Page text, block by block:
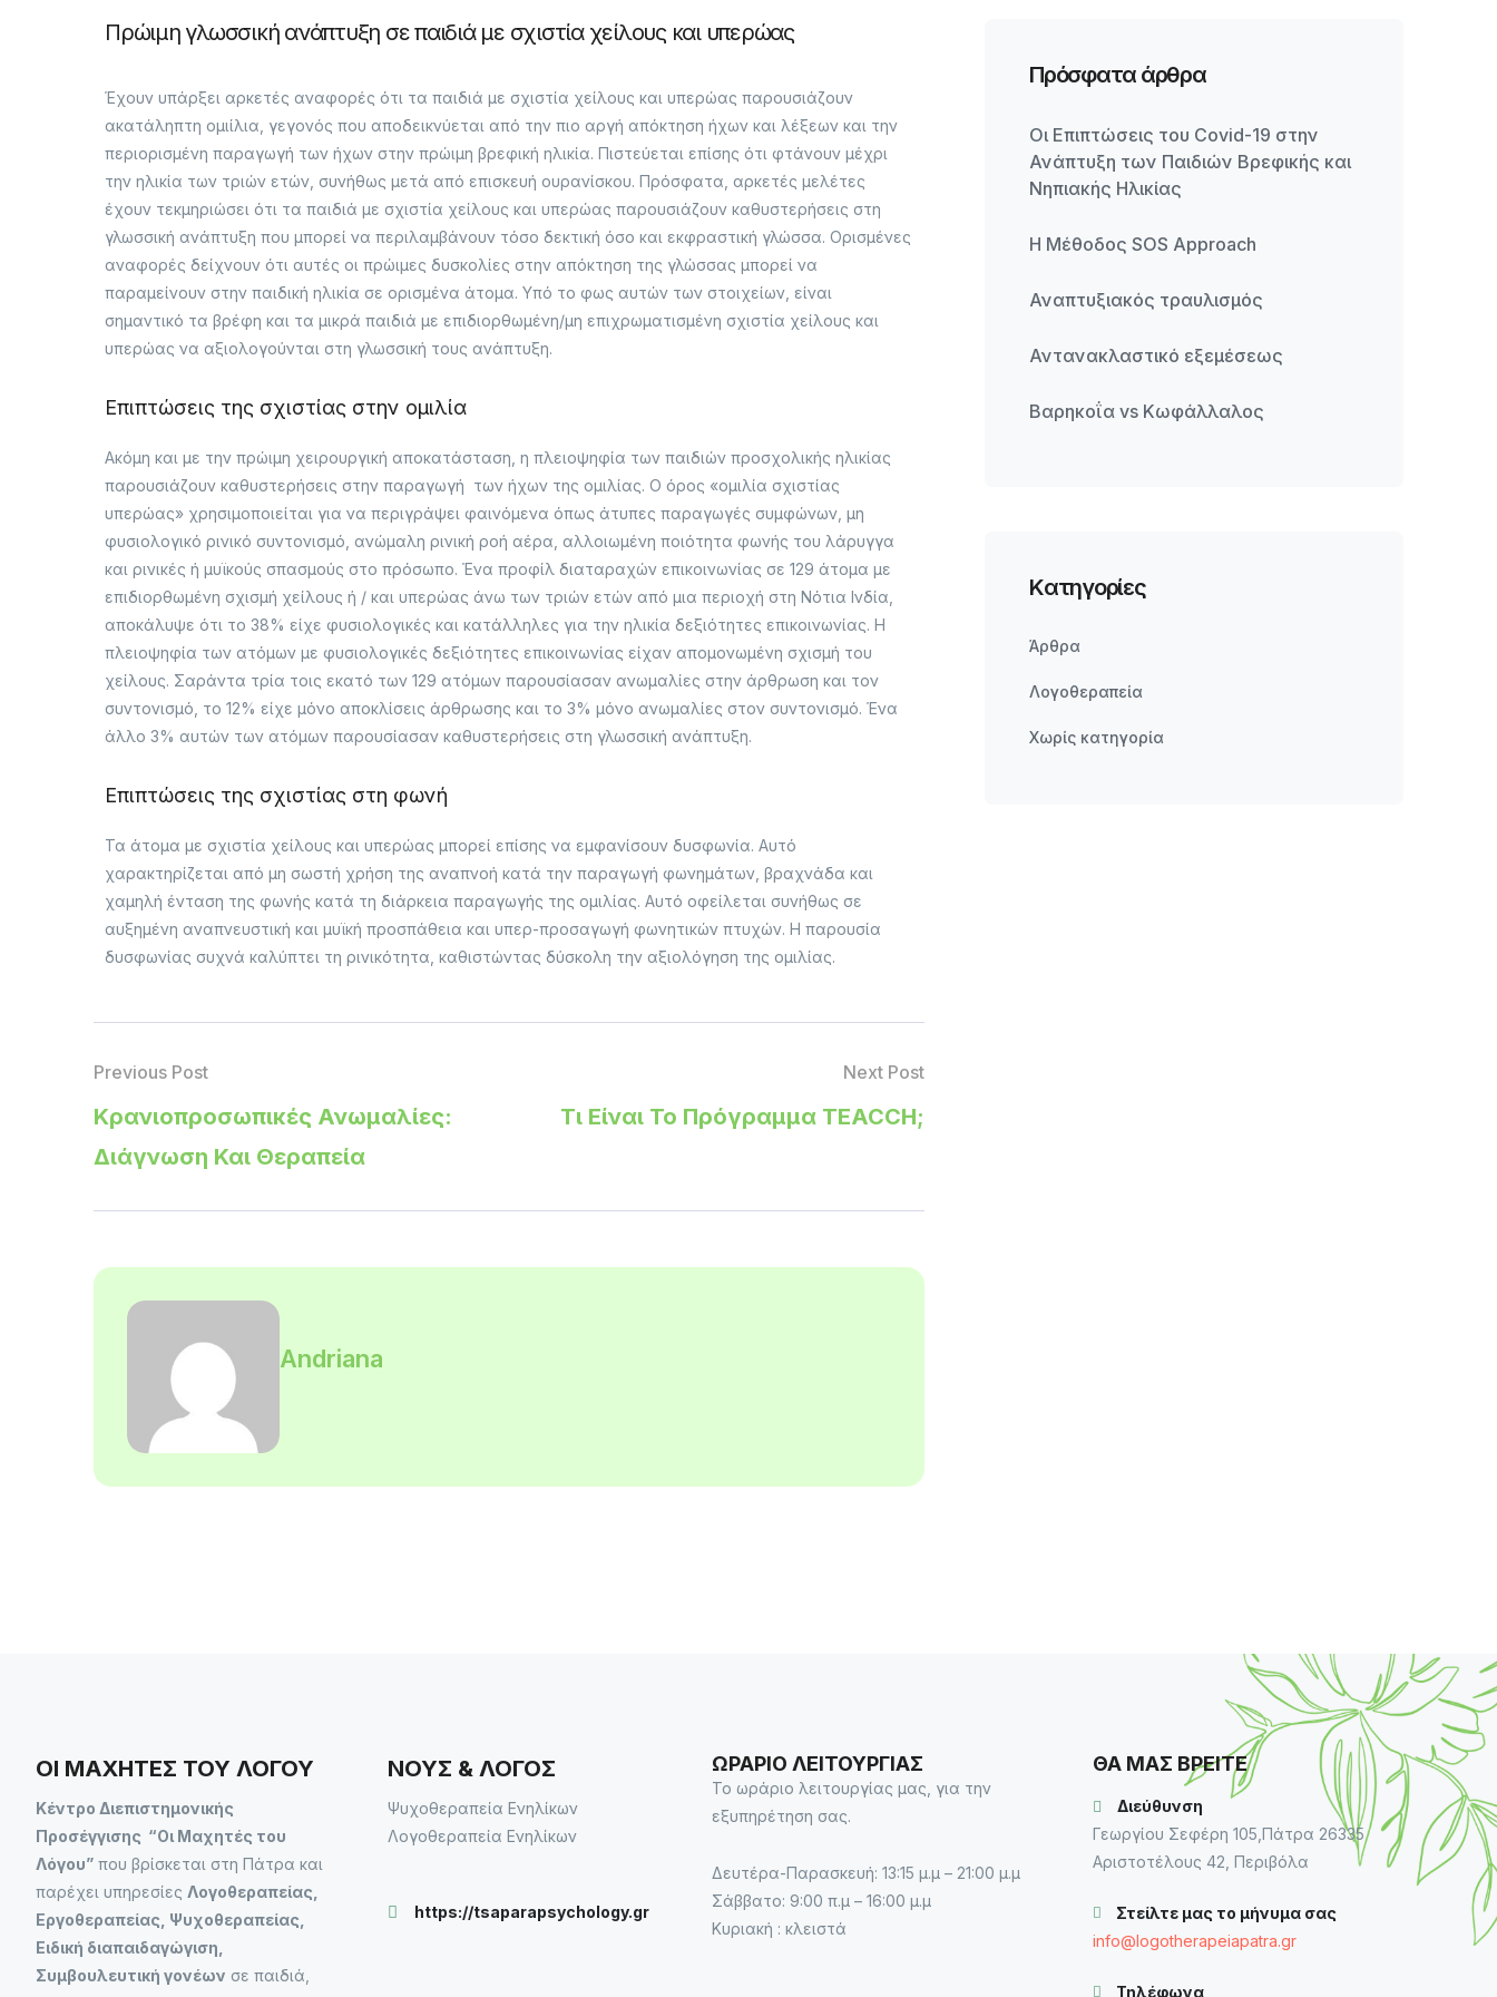
Πρώιμη γλωσσική ανάπτυξη σε παιδιά με σχιστία χείλους και υπερώας
Έχουν υπάρξει αρκετές αναφορές ότι τα παιδιά με σχιστία χείλους και υπερώας παρουσιάζουν
ακατάληπτη ομιίλια, γεγονός που αποδεικνύεται από την πιο αργή απόκτηση ήχων και λέξεων και την
περιορισμένη παραγωγή των ήχων στην πρώιμη βρεφική ηλικία. Πιστεύεται επίσης ότι φτάνουν μέχρι
την ηλικία των τριών ετών, συνήθως μετά από επισκευή ουρανίσκου. Πρόσφατα, αρκετές μελέτες
έχουν τεκμηριώσει ότι τα παιδιά με σχιστία χείλους και υπερώας παρουσιάζουν καθυστερήσεις στη
γλωσσική ανάπτυξη που μπορεί να περιλαμβάνουν τόσο δεκτική όσο και εκφραστική γλώσσα. Ορισμένες
αναφορές δείχνουν ότι αυτές οι πρώιμες δυσκολίες στην απόκτηση της γλώσσας μπορεί να
παραμείνουν στην παιδική ηλικία σε ορισμένα άτομα. Υπό το φως αυτών των στοιχείων, είναι
σημαντικό τα βρέφη και τα μικρά παιδιά με επιδιορθωμένη/μη επιχρωματισμένη σχιστία χείλους και
υπερώας να αξιολογούνται στη γλωσσική τους ανάπτυξη.
Επιπτώσεις της σχιστίας στην ομιλία
Ακόμη και με την πρώιμη χειρουργική αποκατάσταση, η πλειοψηφία των παιδιών προσχολικής ηλικίας
παρουσιάζουν καθυστερήσεις στην παραγωγή των ήχων της ομιλίας. Ο όρος «ομιλία σχιστίας
υπερώας» χρησιμοποιείται για να περιγράψει φαινόμενα όπως άτυπες παραγωγές συμφώνων, μη
φυσιολογικό ρινικό συντονισμό, ανώμαλη ρινική ροή αέρα, αλλοιωμένη ποιότητα φωνής του λάρυγγα
και ρινικές ή μυϊκούς σπασμούς στο πρόσωπο. Ένα προφίλ διαταραχών επικοινωνίας σε 129 άτομα με
επιδιορθωμένη σχισμή χείλους ή / και υπερώας άνω των τριών ετών από μια περιοχή στη Νότια Ινδία,
αποκάλυψε ότι το 38% είχε φυσιολογικές και κατάλληλες για την ηλικία δεξιότητες επικοινωνίας. Η
πλειοψηφία των ατόμων με φυσιολογικές δεξιότητες επικοινωνίας είχαν απομονωμένη σχισμή του
χείλους. Σαράντα τρία τοις εκατό των 129 ατόμων παρουσίασαν ανωμαλίες στην άρθρωση και τον
συντονισμό, το 12% είχε μόνο αποκλίσεις άρθρωσης και το 3% μόνο ανωμαλίες στον συντονισμό. Ένα
άλλο 3% αυτών των ατόμων παρουσίασαν καθυστερήσεις στη γλωσσική ανάπτυξη.
Επιπτώσεις της σχιστίας στη φωνή
Τα άτομα με σχιστία χείλους και υπερώας μπορεί επίσης να εμφανίσουν δυσφωνία. Αυτό
χαρακτηρίζεται από μη σωστή χρήση της αναπνοή κατά την παραγωγή φωνημάτων, βραχνάδα και
χαμηλή ένταση της φωνής κατά τη διάρκεια παραγωγής της ομιλίας. Αυτό οφείλεται συνήθως σε
αυξημένη αναπνευστική και μυϊκή προσπάθεια και υπερ-προσαγωγή φωνητικών πτυχών. Η παρουσία
δυσφωνίας συχνά καλύπτει τη ρινικότητα, καθιστώντας δύσκολη την αξιολόγηση της ομιλίας.
Previous Post
Κρανιοπροσωπικές Ανωμαλίες:
Διάγνωση Και Θεραπεία
Next Post
Τι Είναι Το Πρόγραμμα TEACCH;
Andriana
Πρόσφατα άρθρα
Οι Επιπτώσεις του Covid-19 στην
Ανάπτυξη των Παιδιών Βρεφικής και
Νηπιακής Ηλικίας
Η Μέθοδος SOS Approach
Αναπτυξιακός τραυλισμός
Αντανακλαστικό εξεμέσεως
Βαρηκοΐα vs Κωφάλλαλος
Kατηγορίες
Άρθρα
Λογοθεραπεία
Χωρίς κατηγορία
ΟΙ ΜΑΧΗΤΕΣ ΤΟΥ ΛΟΓΟΥ
Κέντρο Διεπιστημονικής
Προσέγγισης “Οι Μαχητές του
Λόγου” που βρίσκεται στη Πάτρα και
παρέχει υπηρεσίες Λογοθεραπείας,
Εργοθεραπείας, Ψυχοθεραπείας,
Ειδική διαπαιδαγώγιση,
Συμβουλευτική γονέων σε παιδιά,
ΝΟΥΣ & ΛΟΓΟΣ
Ψυχοθεραπεία Ενηλίκων
Λογοθεραπεία Ενηλίκων
https://tsaparapsychology.gr
ΩΡΑΡΙΟ ΛΕΙΤΟΥΡΓΙΑΣ
Το ωράριο λειτουργίας μας, για την
εξυπηρέτηση σας.
Δευτέρα-Παρασκευή: 13:15 μ.μ – 21:00 μ.μ
Σάββατο: 9:00 π.μ – 16:00 μ.μ
Κυριακή : κλειστά
ΘΑ ΜΑΣ ΒΡΕΙΤΕ
Διεύθυνση
Γεωργίου Σεφέρη 105,Πάτρα 26335
Αριστοτέλους 42, Περιβόλα
Στείλτε μας το μήνυμα σας
info@logotherapeiapatra.gr
Τηλέφωνα